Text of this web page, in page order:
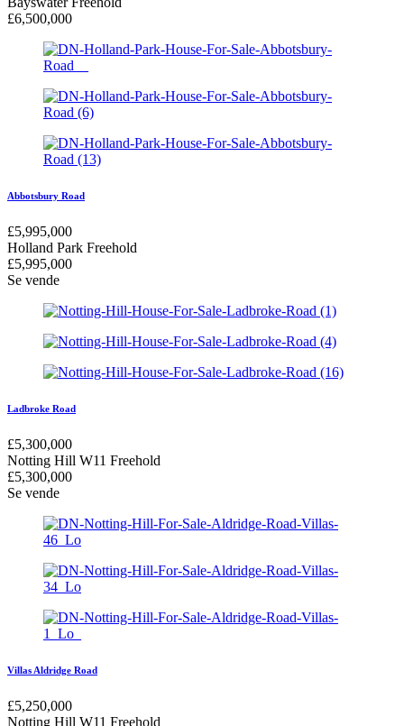
£6,500,000
Abbotsbury Road
£5,995,000
Holland Park Freehold
£5,995,000
Se vende
Ladbroke Road
£5,300,000
Notting Hill W11 Freehold
£5,300,000
Se vende
Villas Aldridge Road
£5,250,000
Notting Hill W11 Freehold